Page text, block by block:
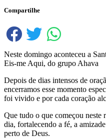
Compartilhe
Neste domingo aconteceu a
Eis-me Aqui, do grupo Ahava
Depois de dias intensos de
encerramos esse momento
foi vivido e por cada coração
Que tudo o que começou neste
dia, fortalecendo a fé, a
perto de Deus.